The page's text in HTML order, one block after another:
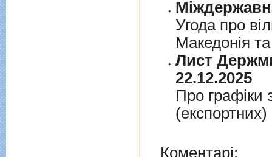
Угода про
Македонiя
Лист
22.12.2025
Про графiки
Коментарі: